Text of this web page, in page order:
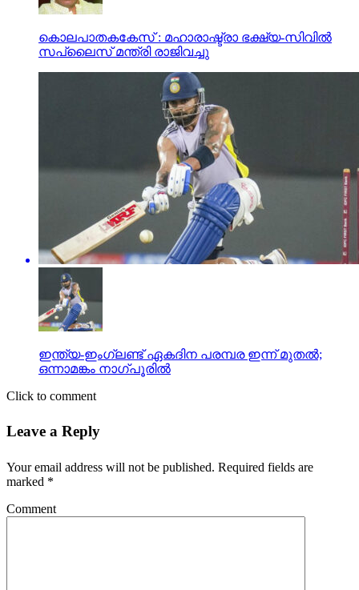
കൊലപാതകകേസ് : മഹാരാഷ്ട്രാ ഭക്ഷ്യ-സിവില്‍
സപ്ലൈസ് മന്ത്രി രാജിവച്ചു
ഇന്ത്യ-ഇംഗ്ലണ്ട് ഏകദിന പരമ്പര ഇന്ന് മുതല്‍;
ഒന്നാമങ്കം നാഗ്പൂരില്‍
Click to comment
Leave a Reply
Your email address will not be published. Required fields are
marked *
Comment